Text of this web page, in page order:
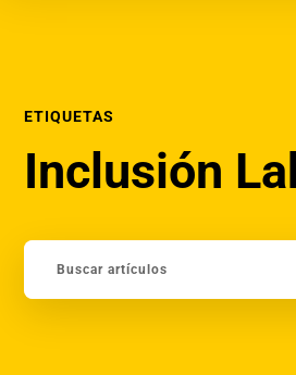
ETIQUETAS
Inclusión